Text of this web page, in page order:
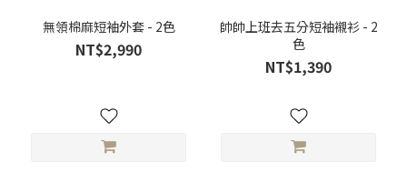
無領棉麻短袖外套 - 2色
NT$2,990
帥帥上班去五分短袖襯衫 - 2
色
NT$1,390